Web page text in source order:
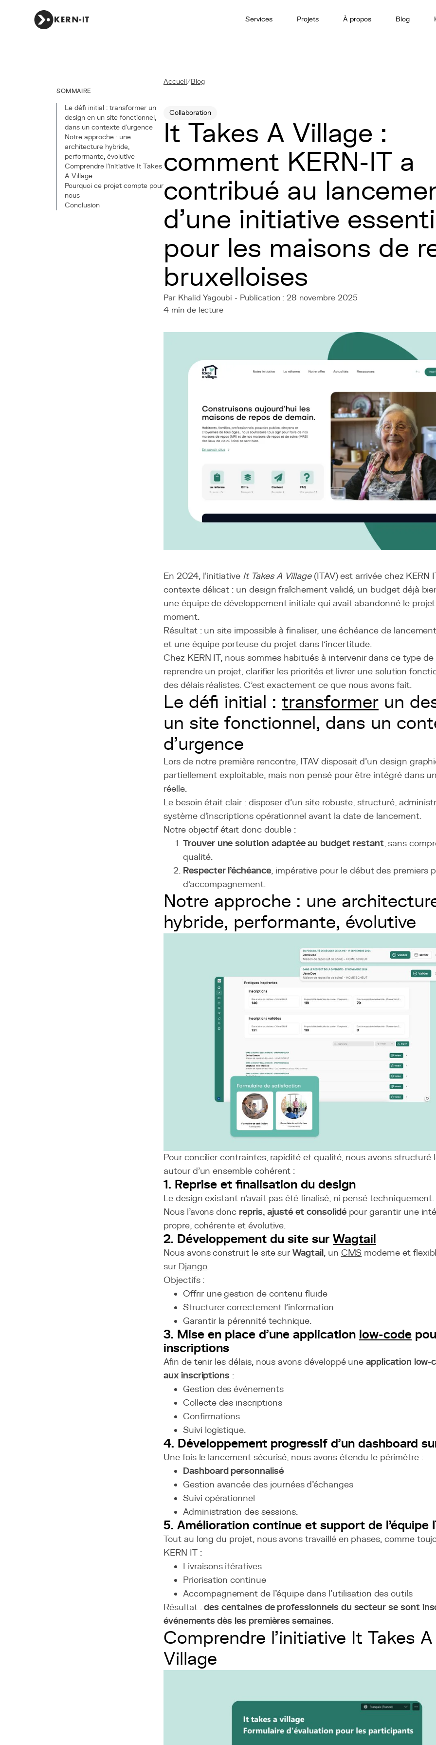
Services Projets À propos Blog
SOMMAIRE
Le défi initial : transformer un
design en un site fonctionnel,
dans un contexte d’urgence
Notre approche : une
architecture hybride,
performante, évolutive
Comprendre l’initiative It Takes
A Village
Pourquoi ce projet compte pour
nous
Conclusion
Accueil/Blog
Collaboration
It Takes A Village :
comment KERN-IT a
contribué au
d’une initiative
pour les maisons de
bruxelloises
Par Khalid Yagoubi - Publication : 28 novembre 2025
4 min de lecture
En 2024, l’initiative It Takes A Village(ITAV) est arrivée chez KERN
contexte délicat : un design fraîchement validé, un budget déjà
une équipe de développement initiale qui avait abandonné le
moment.
Résultat : un site impossible à finaliser, une échéance de
et une équipe porteuse du projet dans l’incertitude.
Chez KERN IT, nous sommes habitués à intervenir dans ce type
reprendre un projet, clarifier les priorités et livrer une solution
des délais réalistes. C’est exactement ce que nous avons fait.
Le défi initial : transformer un
un site fonctionnel, dans un
d’urgence
Lors de notre première rencontre, ITAV disposait d’un design
partiellement exploitable, mais non pensé pour être intégré dans
réelle.
Le besoin était clair : disposer d’un site robuste, structuré,
système d’inscriptions opérationnel avant la date de lancement.
Notre objectif était donc double :
Trouver une solution adaptée au budget restant, sans
qualité.
Respecter l’échéance, impérative pour le début des premiers
d’accompagnement.
Notre approche : une
hybride, performante, évolutive
Pour concilier contraintes, rapidité et qualité, nous avons structuré
autour d’un ensemble cohérent :
1. Reprise et finalisation du design
Le design existant n’avait pas été finalisé, ni pensé techniquement.
Nous l’avons donc repris, ajusté et consolidépour garantir une
propre, cohérente et évolutive.
2. Développement du site sur Wagtail
Nous avons construit le site surWagtail, un CMS moderne et
sur Django.
Objectifs :
Offrir une gestion de contenu fluide
Structurer correctement l’information
Garantir la pérennité technique.
3. Mise en place d’une application low-code
inscriptions
Afin de tenir les délais, nous avons développé uneapplication low-
aux inscriptions :
Gestion des événements
Collecte des inscriptions
Confirmations
Suivi logistique.
4. Développement progressif d’un dashboard
Une fois le lancement sécurisé, nous avons étendu le périmètre :
Dashboard personnalisé
Gestion avancée des journées d’échanges
Suivi opérationnel
Administration des sessions.
5. Amélioration continue et support de l'équipe
Tout au long du projet, nous avons travaillé en phases, comme
KERN IT :
Livraisons itératives
Priorisation continue
Accompagnement de l’équipe dans l’utilisation des outils
Résultat :des centaines de professionnels du secteur se sont
événements dès les premières semaines.
Comprendre l’initiative It Takes A
Village